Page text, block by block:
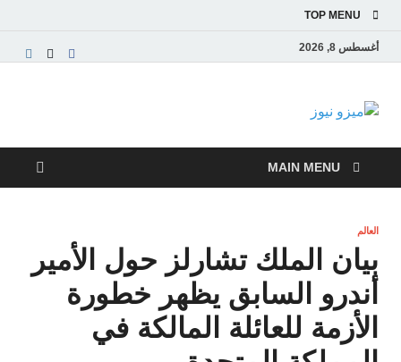
TOP MENU
أغسطس 8, 2026
ميزو نيوز
والاقتصادية
MAIN MENU
العالم
بيان الملك تشارلز حول الأمير
أندرو السابق يظهر خطورة
الأزمة للعائلة المالكة في